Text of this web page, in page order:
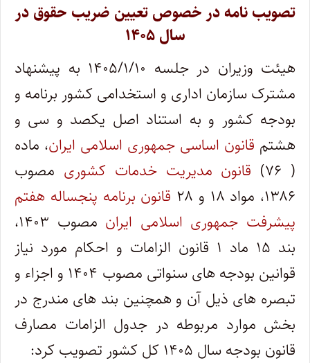
تصویب نامه در خصوص تعیین ضریب حقوق در
سال ۱۴۰۵
هیئت وزیران در جلسه ۱۴۰۵/۱/۱۰ به پیشنهاد
مشترک سازمان اداری و استخدامی کشور برنامه و
بودجه کشور و به استناد اصل یکصد و سی و
هشتم قانون اساسی جمهوری اسلامی ایران، ماده
( ۷۶)
قانون مدیریت خدمات کشوری مصوب
۱۳۸۶، مواد ۱۸ و ۲۸
قانون برنامه پنجساله هفتم
پیشرفت جمهوری اسلامی ایران
مصوب ۱۴۰۳،
بند ۱۵ ماد ۱ قانون الزامات و احکام مورد نیاز
قوانین بودجه های سنواتی مصوب ۱۴۰۴ و اجزاء و
تبصره های ذیل آن و همچنین بند های مندرج در
بخش موارد مربوطه در جدول الزامات مصارف
قانون بودجه سال ۱۴۰۵ کل کشور تصویب کرد: